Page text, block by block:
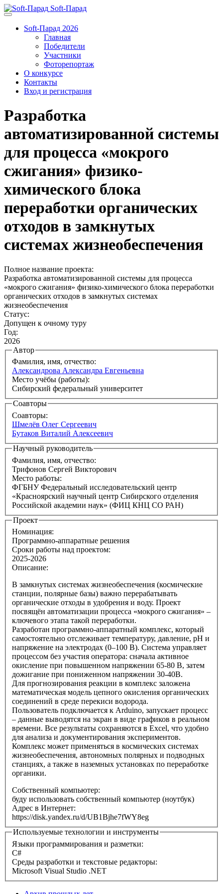
Soft-Парад
Soft-Парад 2026
Главная
Победители
Участники
Фоторепортаж
О конкурсе
Контакты
Вход и регистрация
Разработка
автоматизированной системы
для процесса «мокрого
сжигания» физико-
химического блока
переработки органических
отходов в замкнутых
системах жизнеобеспечения
Полное название проекта:
Разработка автоматизированной системы для процесса
«мокрого сжигания» физико-химического блока переработки
органических отходов в замкнутых системах
жизнеобеспечения
Статус:
Допущен к очному туру
Год:
2026
Автор
Фамилия, имя, отчество:
Александрова Александра Евгеньевна
Место учёбы (работы):
Сибирский федеральный университет
Соавторы
Соавторы:
Шмелёв Олег Сергеевич
Бутаков Виталий Алексеевич
Научный руководитель
Фамилия, имя, отчество:
Трифонов Сергей Викторович
Место работы:
ФГБНУ Федеральный исследовательский центр
«Красноярский научный центр Сибирского отделения
Российской академии наук» (ФИЦ КНЦ СО РАН)
Проект
Номинация:
Программно-аппаратные решения
Сроки работы над проектом:
2025-2026
Описание:
В замкнутых системах жизнеобеспечения (космические
станции, полярные базы) важно перерабатывать
органические отходы в удобрения и воду. Проект
посвящён автоматизации процесса «мокрого сжигания» –
ключевого этапа такой переработки.
Разработан программно-аппаратный комплекс, который
самостоятельно отслеживает температуру, давление, pH и
напряжение на электродах (0–100 В). Система управляет
процессом без участия оператора: сначала активное
окисление при повышенном напряжении 65-80 В, затем
дожигание при пониженном напряжении 30-40В.
Для прогнозирования реакции в комплекс заложена
математическая модель цепного окисления органических
соединений в среде перекиси водорода.
Пользователь подключается к Arduino, запускает процесс
– данные выводятся на экран в виде графиков в реальном
времени. Все результаты сохраняются в Excel, что удобно
для анализа и документирования экспериментов.
Комплекс может применяться в космических системах
жизнеобеспечения, автономных полярных и подводных
станциях, а также в наземных установках по переработке
органики.
Собственный компьютер:
буду использовать собственный компьютер (ноутбук)
Адрес в Интернет:
https://disk.yandex.ru/d/UB1Bjhe7fWY8eg
Используемые технологии и инструменты
Языки программирования и разметки:
C#
Среды разработки и текстовые редакторы:
Microsoft Visual Studio .NET